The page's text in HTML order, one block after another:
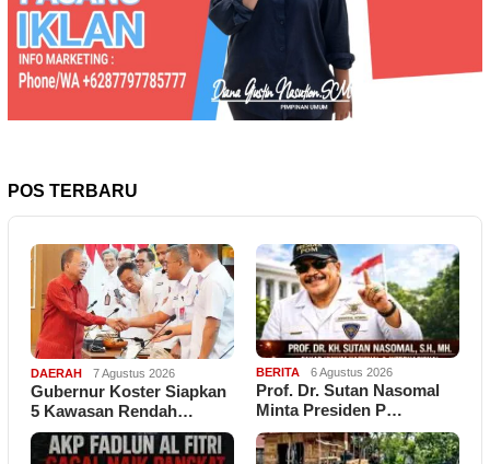
POS TERBARU
DAERAH 7 Agustus 2026
Gubernur Koster Siapkan
5 Kawasan Rendah…
BERITA 6 Agustus 2026
Prof. Dr. Sutan Nasomal
Minta Presiden P…